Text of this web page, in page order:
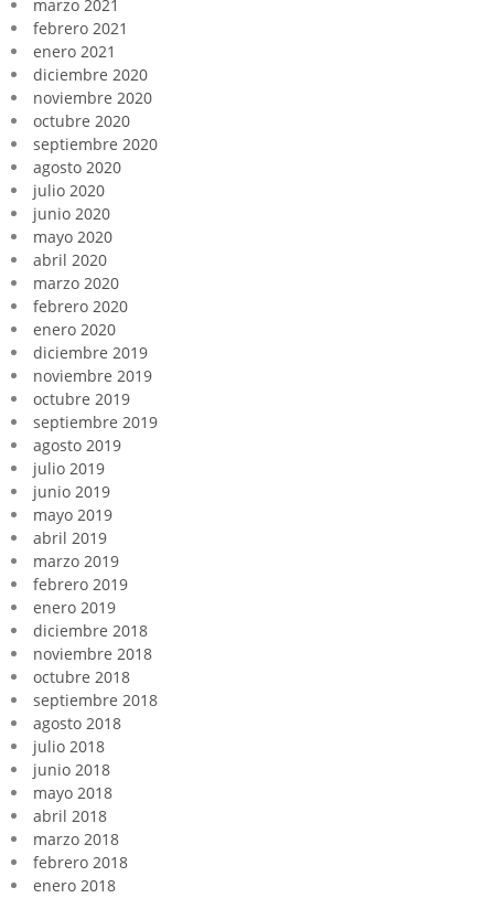
marzo 2021
febrero 2021
enero 2021
diciembre 2020
noviembre 2020
octubre 2020
septiembre 2020
agosto 2020
julio 2020
junio 2020
mayo 2020
abril 2020
marzo 2020
febrero 2020
enero 2020
diciembre 2019
noviembre 2019
octubre 2019
septiembre 2019
agosto 2019
julio 2019
junio 2019
mayo 2019
abril 2019
marzo 2019
febrero 2019
enero 2019
diciembre 2018
noviembre 2018
octubre 2018
septiembre 2018
agosto 2018
julio 2018
junio 2018
mayo 2018
abril 2018
marzo 2018
febrero 2018
enero 2018